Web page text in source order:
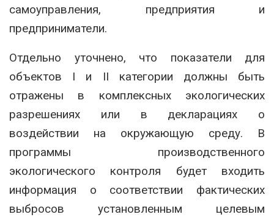
самоуправления, предприятия и
предприниматели.
Отдельно уточнено, что показатели для
объектов I и II категории должны быть
отражены в комплексных экологических
разрешениях или в декларациях о
воздействии на окружающую среду. В
программы производственного
экологического контроля будет входить
информация о соответствии фактических
выбросов установленным целевым